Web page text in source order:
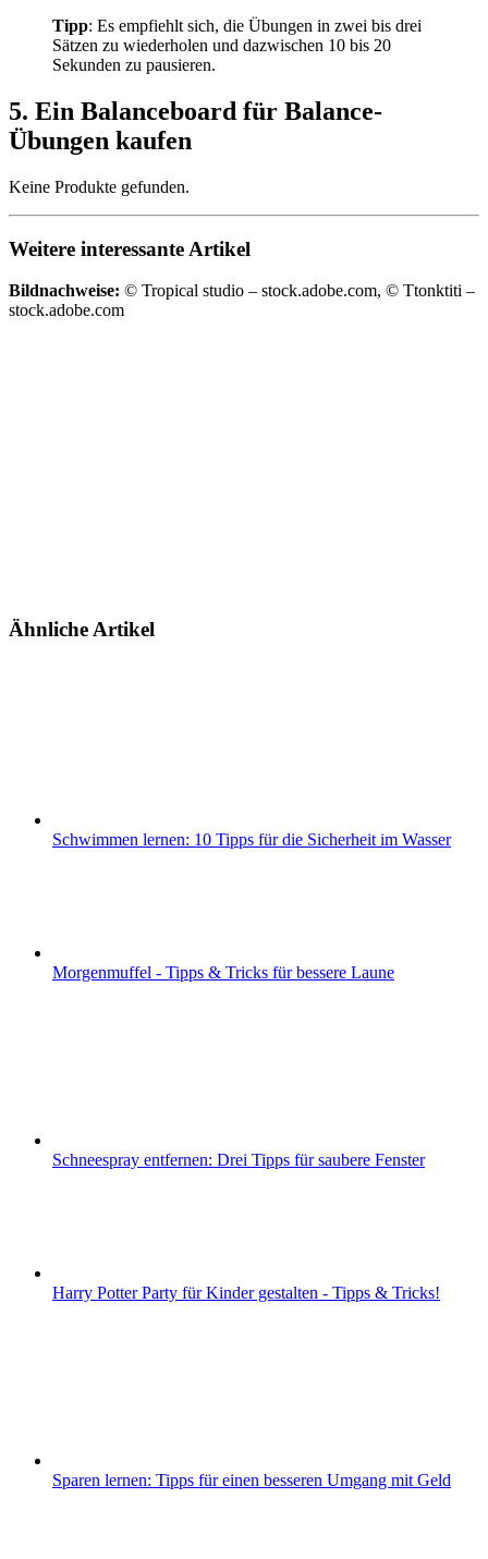
Tipp: Es empfiehlt sich, die Übungen in zwei bis drei
Sätzen zu wiederholen und dazwischen 10 bis 20
Sekunden zu pausieren.
5. Ein Balanceboard für Balance-
Übungen kaufen
Keine Produkte gefunden.
Weitere interessante Artikel
Bildnachweise: © Tropical studio – stock.adobe.com, © Ttonktiti –
stock.adobe.com
Ähnliche Artikel
Schwimmen lernen: 10 Tipps für die Sicherheit im Wasser
Morgenmuffel - Tipps & Tricks für bessere Laune
Schneespray entfernen: Drei Tipps für saubere Fenster
Harry Potter Party für Kinder gestalten - Tipps & Tricks!
Sparen lernen: Tipps für einen besseren Umgang mit Geld